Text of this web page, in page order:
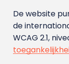
De website
de
WCAG 2.1,